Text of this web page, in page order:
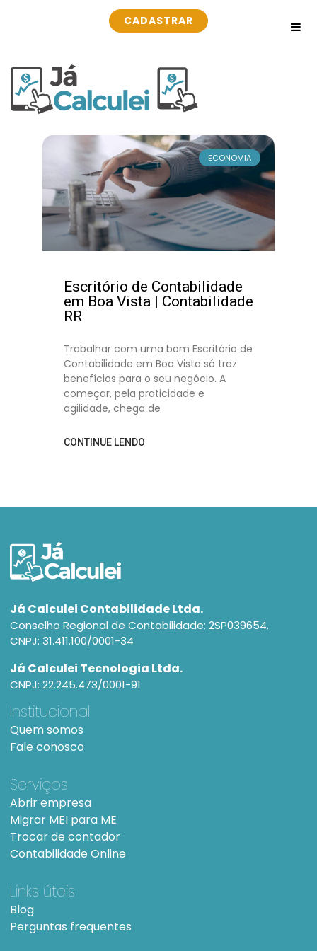
CADASTRAR
ECONOMIA
Escritório de Contabilidade
em Boa Vista | Contabilidade
RR
Trabalhar com uma bom Escritório de
Contabilidade em Boa Vista só traz
benefícios para o seu negócio. A
começar, pela praticidade e
agilidade, chega de
CONTINUE LENDO
Já Calculei Contabilidade Ltda.
Conselho Regional de Contabilidade: 2SP039654.
CNPJ: 31.411.100/0001-34
Já Calculei Tecnologia Ltda.
CNPJ: 22.245.473/0001-91
Institucional
Quem somos
Fale conosco
Serviços
Abrir empresa
Migrar MEI para ME
Trocar de contador
Contabilidade Online
Links úteis
Blog
Perguntas frequentes